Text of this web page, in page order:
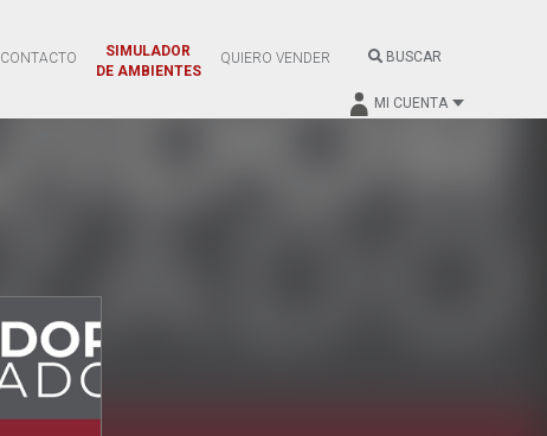
CONTACTO
SIMULADOR
DE AMBIENTES
QUIERO VENDER BUSCAR
MI CUENTA